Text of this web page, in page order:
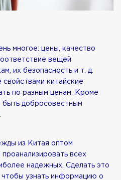
многое: цены, качество
вещей
их безопасность и т. д.
китайские
по разным ценам. Кроме
быть добросовестным
из Китая оптом
всех
надежных. Сделать это
чтобы узнать информацию о